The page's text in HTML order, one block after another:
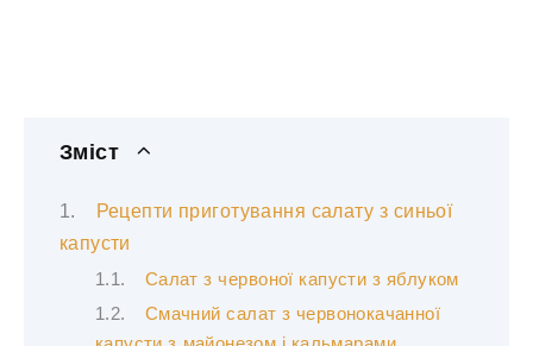
Зміст
Рецепти приготування салату з синьої
капусти
Салат з червоної капусти з яблуком
Смачний салат з червонокачанної